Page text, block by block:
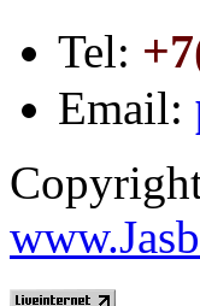
Tel:
Email: